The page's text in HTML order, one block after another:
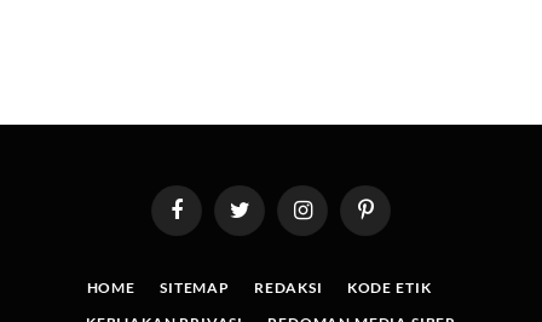
FacebookTwitter InstagramPinterest
HOME SITEMAP REDAKSI
KODE ETIK